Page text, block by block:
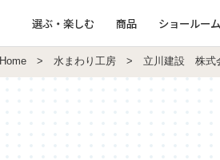
選ぶ・楽しむ 商品 ショールー
Home > 水まわり工房 > 立川建設 株式